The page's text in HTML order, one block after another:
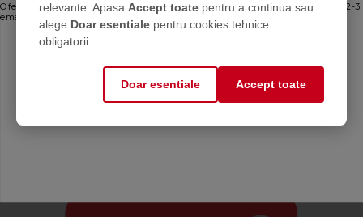
relevante. Apasa Accept toate pentru a continua sau
alege Doar esentiale pentru cookies tehnice
obligatorii.
Doar esentiale Accept toate
Oferte personalizate și sfaturi de întreținere direct de la producător. Maximum 2-3
emailuri pe lună — fără spam.
Mă abonez